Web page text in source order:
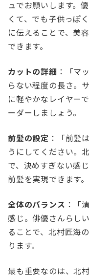
ュでお願いします。
くて、でも子供っぽ
に伝えることで、美
できます。
カットの詳細 ：「マ
らない程度の長さ。
に軽やかなレイヤー
ーダーしましょう。
前髪の設定 ：「前髪
うにしてください。
で、決めすぎない感
前髪を実現できます。
全体のバランス ：「
感じ。俳優さんらし
ることで、北村匠海
ります。
最も重要なのは、北